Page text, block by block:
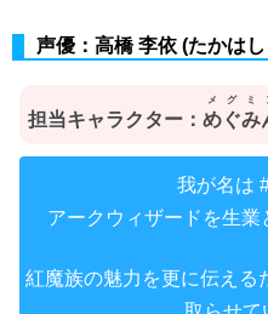
声優：高橋 李依 (たかは
担当キャラクター：めぐみ
メグミ
我が名は
アークウィザードを生
紅魔族の魅力を更に伝え